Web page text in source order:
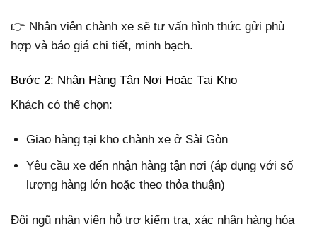
👉 Nhân viên chành xe sẽ tư vấn hình thức gửi phù
hợp và báo giá chi tiết, minh bạch.
Bước 2: Nhận Hàng Tận Nơi Hoặc Tại Kho
Khách có thể chọn:
Giao hàng tại kho chành xe ở Sài Gòn
Yêu cầu xe đến nhận hàng tận nơi (áp dụng với số
lượng hàng lớn hoặc theo thỏa thuận)
Đội ngũ nhân viên hỗ trợ kiểm tra, xác nhận hàng hóa